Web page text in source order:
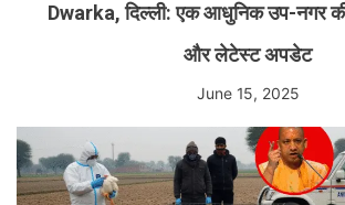
Dwarka, दिल्ली: एक आधुनिक उप-नगर की
और लेटेस्ट अपडेट
June 15, 2025